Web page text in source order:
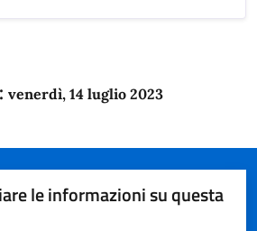
venerdì, 14 luglio 2023
le informazioni su questa